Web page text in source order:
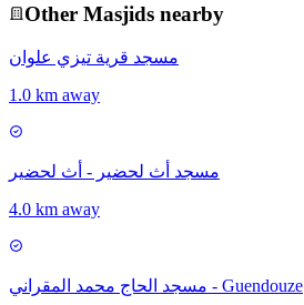
Other Masjids nearby
مسجد قرية تيزي علوان
1.0 km away
مسجد أث لحضير - أث لحضير
4.0 km away
مسجد الحاج محمد المقراني - Guendouze